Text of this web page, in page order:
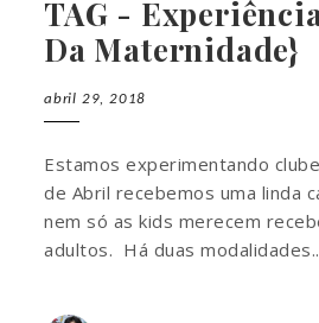
TAG -
Da Maternidade}
abril 29, 2018
Estamos experimentando
de Abril recebemos uma linda
nem só as kids merecem
adultos. Há duas